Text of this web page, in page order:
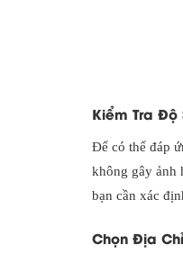
Kiểm Tra Độ
Để có thể đáp
không gây ảnh
bạn cần xác
Chọn Địa